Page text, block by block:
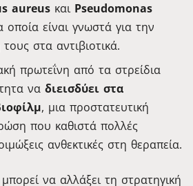
aureus και Pseudomonas
οποία είναι γνωστά για την
στα αντιβιοτικά.
πρωτεΐνη από τα στρείδια
να διεισδύει στα
, μια προστατευτική
που καθιστά πολλές
ανθεκτικές στη θεραπεία.
να αλλάξει τη στρατηγική